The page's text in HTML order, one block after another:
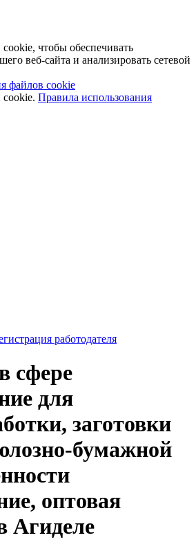
чтобы обеспечивать
веб-сайта и анализировать сетевой
файлов cookie
Правила использования
работодателя
сфере
для
заготовки
бумажной
оптовая
Агиделе